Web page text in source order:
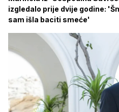
izgledalo prije dvije godine:
sam išla baciti smeće'